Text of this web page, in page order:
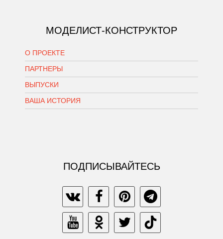
МОДЕЛИСТ-КОНСТРУКТОР
О ПРОЕКТЕ
ПАРТНЕРЫ
ВЫПУСКИ
ВАША ИСТОРИЯ
ПОДПИСЫВАЙТЕСЬ